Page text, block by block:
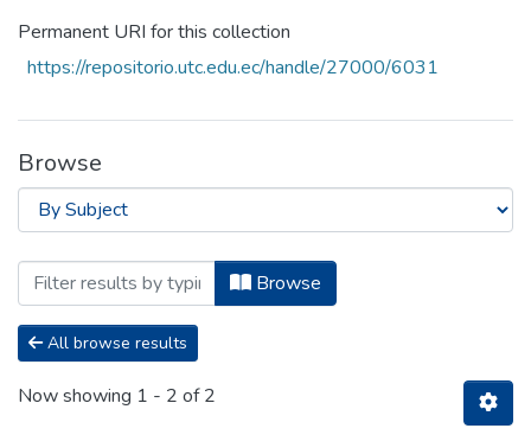
Permanent URI for this collection
https://repositorio.utc.edu.ec/handle/27000/6031
Browse
Browsing Titulación - Maestría en
Browse
All browse results
Now showing 1 - 2 of 2